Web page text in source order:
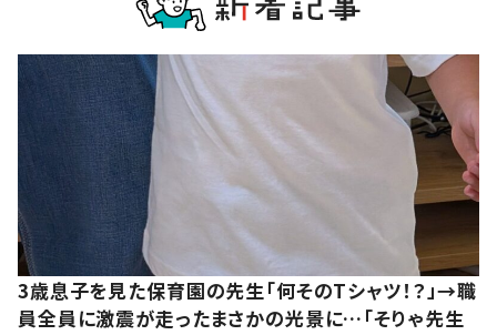
3歳息子を見た保育園の先生「何そのTシャツ！？」→職
員全員に激震が走ったまさかの光景に…「そりゃ先生